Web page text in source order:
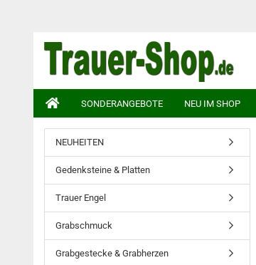
SONDERANGEBOTE NEU IM SHOP
NEUHEITEN
Gedenksteine & Platten
Trauer Engel
Grabschmuck
Grabgestecke & Grabherzen